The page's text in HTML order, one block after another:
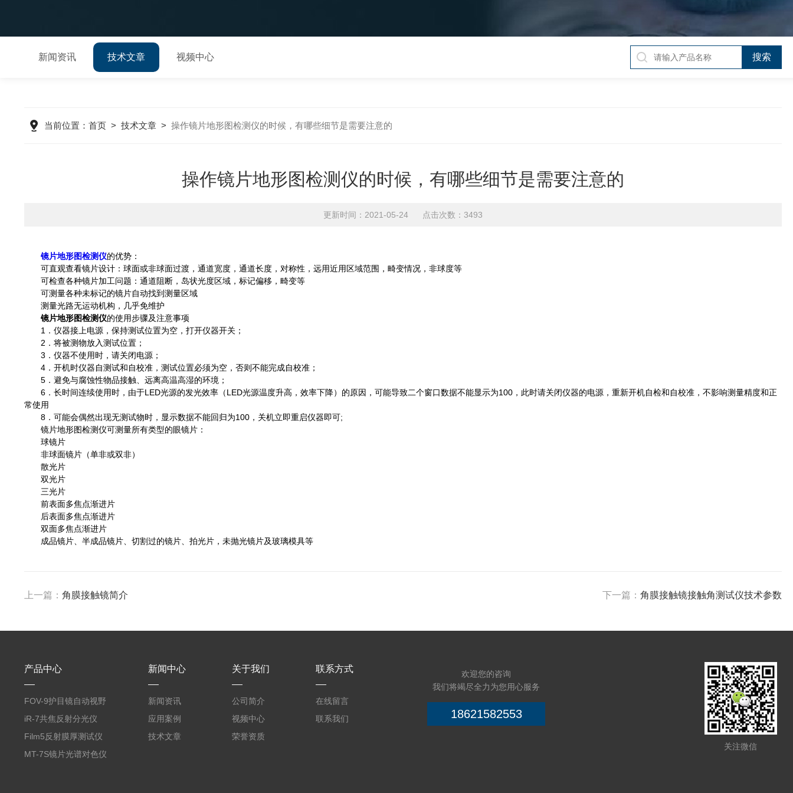
新闻资讯 技术文章 视频中心
当前位置： 首页> 技术文章> 操作镜片地形图检测仪的时候，有哪些细节是需要注意的
操作镜片地形图检测仪的时候，有哪些细节是需要注意的
更新时间：2021-05-24 点击次数：3493
镜片地形图检测仪的优势：
可直观查看镜片设计：球面或非球面过渡，通道宽度，通道长度，对称性，远用近用区域范围，畸变情况，非球度等
可检查各种镜片加工问题：通道阻断，岛状光度区域，标记偏移，畸变等
可测量各种未标记的镜片自动找到测量区域
测量光路无运动机构，几乎免维护
镜片地形图检测仪的使用步骤及注意事项
1．仪器接上电源，保持测试位置为空，打开仪器开关；
2．将被测物放入测试位置；
3．仪器不使用时，请关闭电源；
4．开机时仪器自测试和自校准，测试位置必须为空，否则不能完成自校准；
5．避免与腐蚀性物品接触、远离高温高湿的环境；
6．长时间连续使用时，由于LED光源的发光效率（LED光源温度升高，效率下降）的原因，可能导致二个窗口数据不能显示为100，此时请关闭仪器的电源，重新开机自检和自校准，不影响测量精度和正
常使用
8．可能会偶然出现无测试物时，显示数据不能回归为100，关机立即重启仪器即可;
镜片地形图检测仪可测量所有类型的眼镜片：
球镜片
非球面镜片（单非或双非）
散光片
双光片
三光片
前表面多焦点渐进片
后表面多焦点渐进片
双面多焦点渐进片
成品镜片、半成品镜片、切割过的镜片、拍光片，未抛光镜片及玻璃模具等
上一篇： 角膜接触镜简介 下一篇：角膜接触镜接触角测试仪技术参数
产品中心
FOV-9护目镜自动视野
测试仪
iR-7共焦反射分光仪
Film5反射膜厚测试仪
MT-7S镜片光谱对色仪
新闻中心
新闻资讯
应用案例
技术文章
关于我们
公司简介
视频中心
荣誉资质
联系方式
在线留言
联系我们
欢迎您的咨询
我们将竭尽全力为您用心服务
18621582553
关注微信